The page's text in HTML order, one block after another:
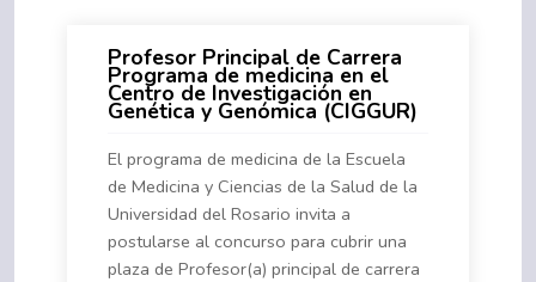
Profesor Principal de Carrera
Programa de medicina en el
Centro de Investigación en
Genética y Genómica (CIGGUR)
El programa de medicina de la Escuela
de Medicina y Ciencias de la Salud de la
Universidad del Rosario invita a
postularse al concurso para cubrir una
plaza de Profesor(a) principal de carrera